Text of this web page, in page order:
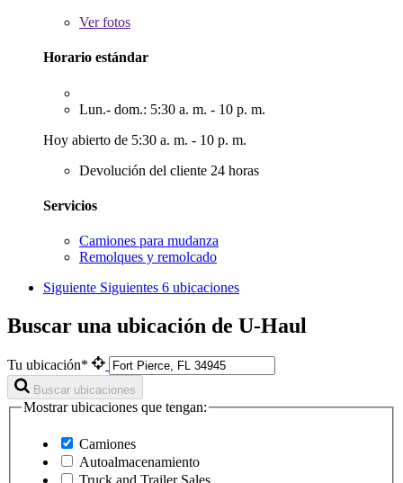
Verfotos
Horario estándar
Lun.- dom.: 5:30 a. m. - 10 p. m.
Hoy abierto de 5:30 a. m. - 10 p. m.
Devolución del cliente 24 horas
Servicios
Camiones para mudanza
Remolques y remolcado
Siguiente Siguientes 6 ubicaciones
Buscar una ubicación de U-Haul
Tu ubicación*
Buscar ubicaciones
Mostrar ubicaciones que tengan:
Camiones
Autoalmacenamiento